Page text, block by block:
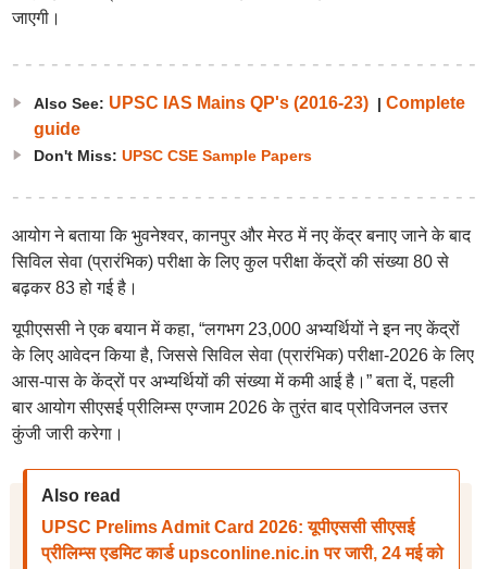
जाएगी।
Also See: UPSC IAS Mains QP's (2016-23)| Complete
guide
Don't Miss: UPSC CSE Sample Papers
आयोग ने बताया कि भुवनेश्वर, कानपुर और मेरठ में नए केंद्र बनाए जाने के बाद
सिविल सेवा (प्रारंभिक) परीक्षा के लिए कुल परीक्षा केंद्रों की संख्या 80 से
बढ़कर 83 हो गई है।
यूपीएससी ने एक बयान में कहा, “लगभग 23,000 अभ्यर्थियों ने इन नए केंद्रों
के लिए आवेदन किया है, जिससे सिविल सेवा (प्रारंभिक) परीक्षा-2026 के लिए
आस-पास के केंद्रों पर अभ्यर्थियों की संख्या में कमी आई है।” बता दें, पहली
बार आयोग सीएसई प्रीलिम्स एग्जाम 2026 के तुरंत बाद प्रोविजनल उत्तर
कुंजी जारी करेगा।
Also read
UPSC Prelims Admit Card 2026: यूपीएससी सीएसई
प्रीलिम्स एडमिट कार्ड upsconline.nic.in पर जारी, 24 मई को